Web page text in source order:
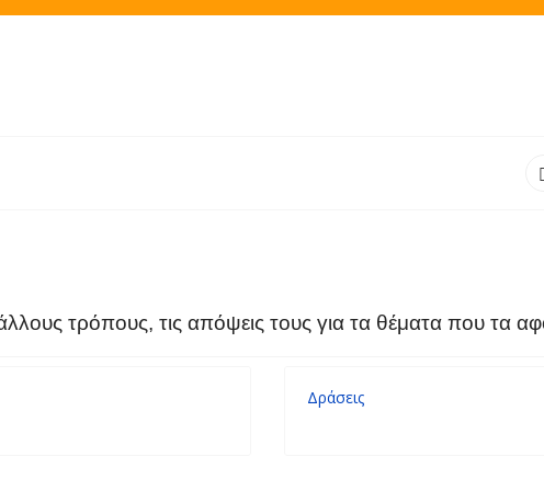
τρόπους, τις απόψεις τους για τα θέματα που τα
Δράσεις